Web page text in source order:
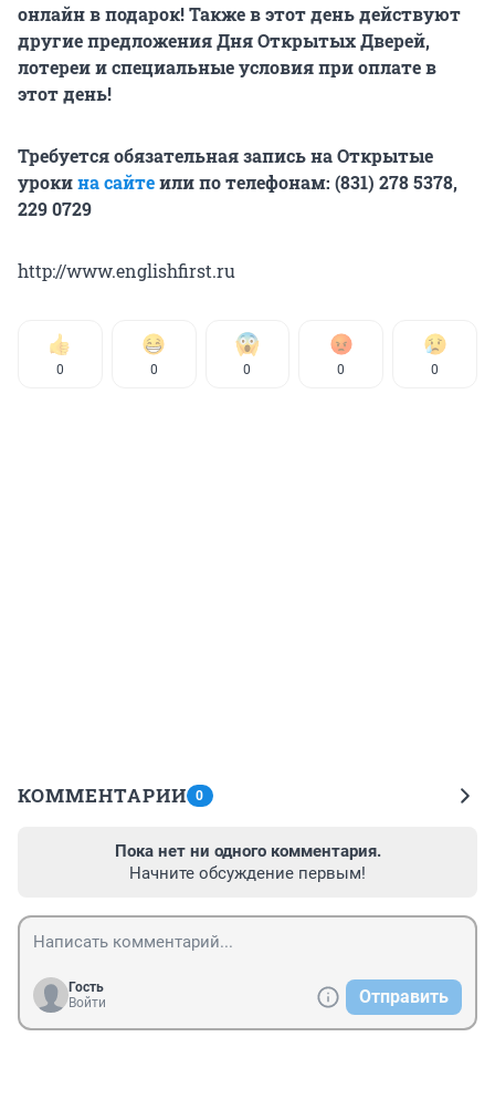
онлайн в подарок! Также в этот день действуют
другие предложения Дня Открытых Дверей,
лотереи и специальные условия при оплате в
этот день!
Требуется обязательная запись на Открытые
урокина сайтеили по телефонам: (831) 278 5378,
229 0729
http://www.englishfirst.ru
0 0 0 0 0
КОММЕНТАРИИ 0
Пока нет ни одного комментария.
Начните обсуждение первым!
Гость
Войти
Отправить